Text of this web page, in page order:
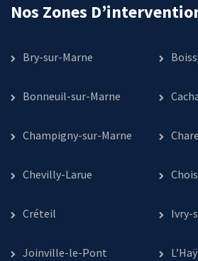
Nos Zones
Bry-sur-Marne
Bonneuil-sur-Marne
Champigny-sur-Marne
Chevilly-Larue
Créteil Ivry-
Joinville-le-Pont